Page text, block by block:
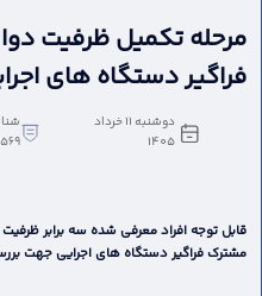
مرحله تکمیل ظرفیت
فراگیر دستگاه های
دوشنبه 11 خرداد
1405
قابل توجه افراد معرفی شده سه برابر
مشترک فراگیر دستگاه های اجرایی جهت